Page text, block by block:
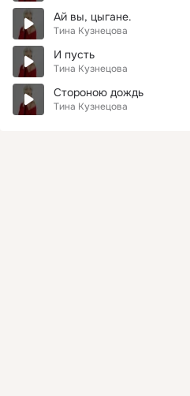
Ай вы, цыгане.
Тина Кузнецова
И пусть
Тина Кузнецова
Стороною дождь
Тина Кузнецова